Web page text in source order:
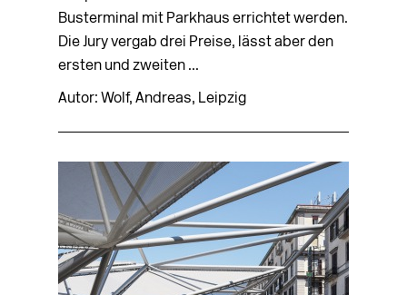
Busterminal mit Parkhaus errichtet werden.
Die Jury vergab drei Preise, lässt aber den
ersten und zweiten ...
Autor: Wolf, Andreas, Leipzig